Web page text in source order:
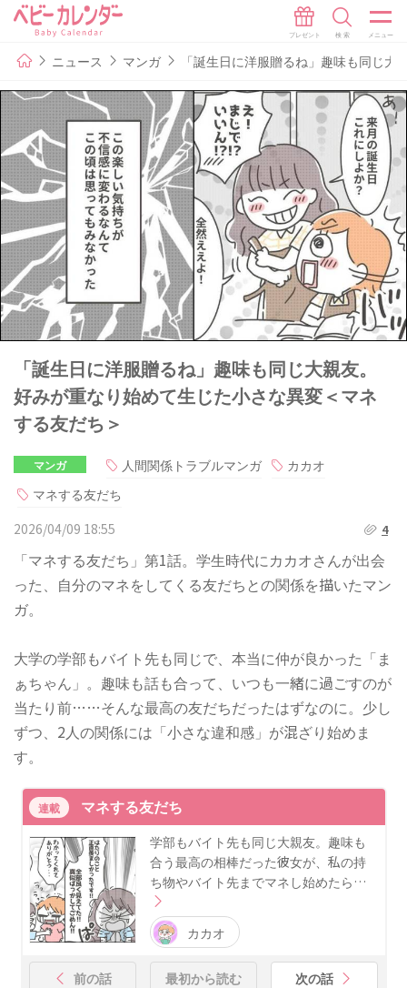
ニュース マンガ 「誕生日に洋服贈るね」趣味も同じ
「誕生日に洋服贈るね」趣味も同じ大親友。
好みが重なり始めて生じた小さな異変＜マネ
する友だち＞
マンガ 人間関係トラブルマンガ
カカオ
マネする友だち
2026/04/09 18:55
4
「マネする友だち」第1話。学生時代にカカオさんが出会
った、自分のマネをしてくる友だちとの関係を描いたマン
ガ。
大学の学部もバイト先も同じで、本当に仲が良かった「ま
ぁちゃん」。趣味も話も合って、いつも一緒に過ごすのが
当たり前……そんな最高の友だちだったはずなのに。少し
ずつ、2人の関係には「小さな違和感」が混ざり始めま
す。
連載 マネする友だち
学部もバイト先も同じ大親友。趣味も
合う最高の相棒だった彼女が、私の持
ち物やバイト先までマネし始めたら…
カカオ
前の話 最初から読む 次の話